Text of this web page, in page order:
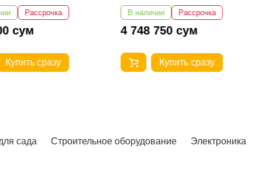
Рассрочка
сум
Купить сразу
1150-550
В наличии Рассрочка
4 748 750 сум
Купить сразу
сада Строительное оборудование Электроника